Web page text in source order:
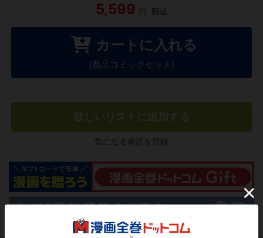
5,599 円 税込
カートに入れる
(新品コミックセット)
欲しいリストに追加する
気になる商品を登録